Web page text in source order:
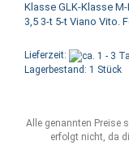
Klasse GLK-Klasse
3,5 3-t 5-t Viano Vito.
Lieferzeit:
Lagerbestand: 1 Stück
Alle genannten Preise
erfolgt nicht, da